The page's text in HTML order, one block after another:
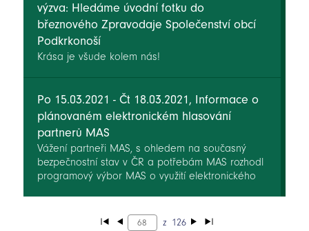
výzva: Hledáme úvodní fotku do
březnového Zpravodaje Společenství obcí
Podkrkonoší
Krása je všude kolem nás!
Po 15.03.2021 - Čt 18.03.2021, Informace o
plánovaném elektronickém hlasování
partnerů MAS
Vážení partneři MAS, s ohledem na současný
bezpečnostní stav v ČR a potřebám MAS rozhodl
programový výbor MAS o využití elektronického
z 126